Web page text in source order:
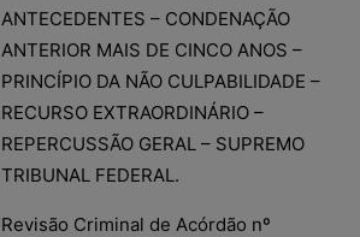
ANTECEDENTES – CONDENAÇÃO
ANTERIOR MAIS DE CINCO ANOS –
PRINCÍPIO DA NÃO CULPABILIDADE –
RECURSO EXTRAORDINÁRIO –
REPERCUSSÃO GERAL – SUPREMO
TRIBUNAL FEDERAL.
Revisão Criminal de Acórdão nº